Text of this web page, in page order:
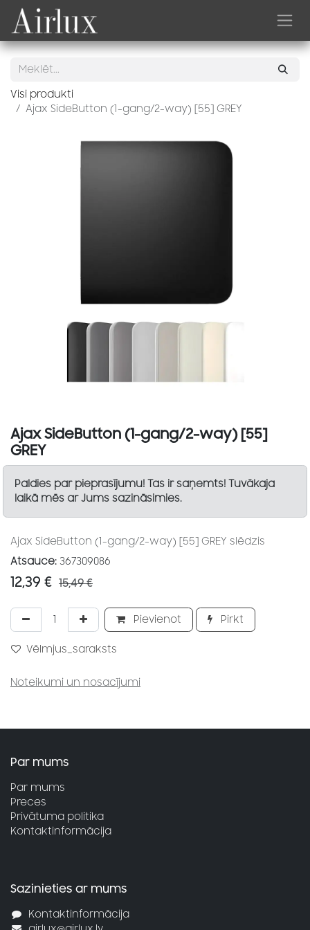
Skip to Content
Visi produkti
Ajax SideButton (1-gang/2-way) [55] GREY
Ajax SideButton (1-gang/2-way) [55]
GREY
Paldies par pieprasījumu! Tas ir saņemts! Tuvākaja
laikā mēs ar Jums sazināsimies.
Ajax SideButton (1-gang/2-way) [55] GREY slēdzis
Atsauce: 367309086
12,39 € 15,49€
Pievienot Pirkt
Vēlmjus_saraksts
Noteikumi un nosacījumi
Par mums
Par mums
Preces
Privātuma politika
Kontaktinformācija
Sazinieties ar mums
Kontaktinformācija